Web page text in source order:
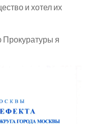
и хотел их
я